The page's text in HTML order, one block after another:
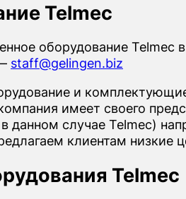
Telmec
оборудование
staff@gelingen.biz
и
имеет своего
данном случае Telmec)
клиентам низкие
Telmec